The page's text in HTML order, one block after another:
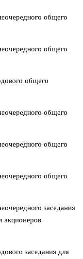
общего
общего
общего
общего
общего
общего
заседания
акционеров
заседания для